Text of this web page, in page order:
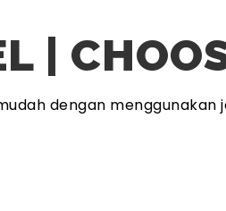
|
dengan menggunakan